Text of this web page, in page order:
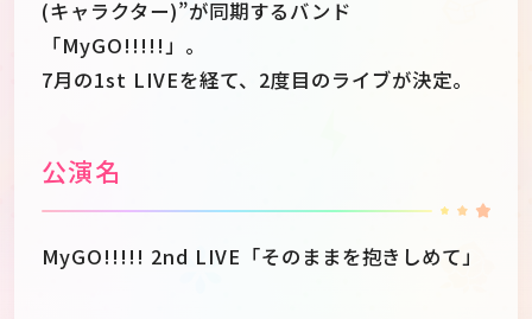
JPEN
(キャラクター)”が同期するバンド
「MyGO!!!!!」。
7月の1st LIVEを経て、2度目のライブが決定。
公演名
MyGO!!!!! 2nd LIVE「そのままを抱きしめて」